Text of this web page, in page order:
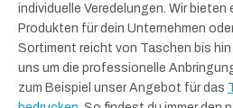
individuelle Veredelungen. Wir
Produkten für dein Unternehmen
Sortiment reicht von Taschen bis hin
uns um die professionelle
zum Beispiel unser Angebot für das